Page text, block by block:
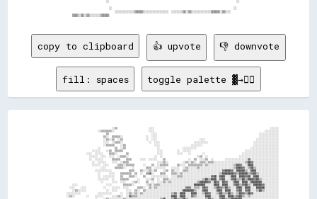
                                      ░░░░░░░░░░░░░░▒▒▒▒▒▒░░░░░░░░░░░░░░░░░░  ░░░░░░░░▒▒░░▒▒░░░░░░░░░░░░░░▒▒▒▒▒▒░░▒▒░░░░
copy to clipboard 👍 upvote 👎 downvote
fill: spaces toggle palette ▓→✊🏽